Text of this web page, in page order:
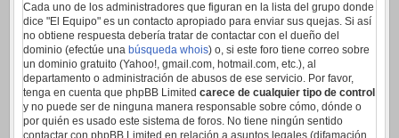
Cada uno de los administradores que figuran en la lista del grupo donde
dice "El Equipo" es un contacto apropiado para enviar sus quejas. Si así
no obtiene respuesta debería tratar de contactar con el dueño del
dominio (efectúe una búsqueda whois) o, si este foro tiene correo sobre
un dominio gratuito (Yahoo!, gmail.com, hotmail.com, etc.), al
departamento o administración de abusos de ese servicio. Por favor,
tenga en cuenta que phpBB Limited carece de cualquier tipo de control
y no puede ser de ninguna manera responsable sobre cómo, dónde o
por quién es usado este sistema de foros. No tiene ningún sentido
contactar con phpBB Limited en relación a asuntos legales (difamación,